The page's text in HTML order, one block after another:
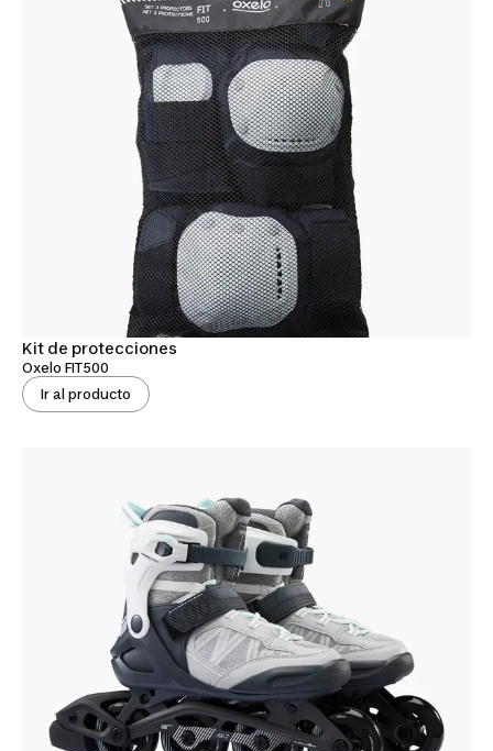
Kit de protecciones
Oxelo FIT500
Ir al producto